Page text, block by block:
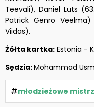
Teevali), Daniel Luts
Patrick Genro
Viidas).
Żółta kartka: Estonia -
Sędzia:Mohammad
#młodzieżowe